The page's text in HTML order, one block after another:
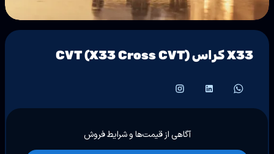
X33 کراس CVT (X33 Cross CVT)
آگاهی از قیمت‌ها و شرایط فروش